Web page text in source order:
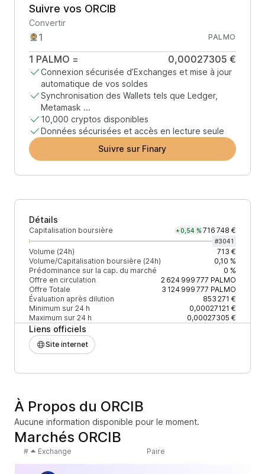
Suivre vos ORCIB
Convertir
PALMO
1 PALMO = 0,00027305 €
Connexion sécurisée d’Exchanges et mise à jour
automatique de vos soldes
Synchronisation des Wallets tels que Ledger,
Metamask ...
10,000 cryptos disponibles
Données sécurisées et accès en lecture seule
Suivre sur Finary
Détails
Capitalisation boursière +0,54 % 716 748 €
#3041
Volume (24h)
713 €
Volume/Capitalisation boursière (24h)
0,10 %
Prédominance sur la cap. du marché
0 %
Offre en circulation
2 624 999 777 PALMO
Offre Totale
3 124 999 777 PALMO
Évaluation après dilution
853 271 €
Minimum sur 24 h
0,00027121 €
Maximum sur 24 h
0,00027305 €
Liens officiels
Site internet
À Propos du ORCIB
Aucune information disponible pour le moment.
Marchés ORCIB
# Exchange Paire